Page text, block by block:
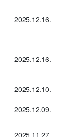
2025.12.16.
2025.12.16.
2025.12.10.
2025.12.09.
2025.11.27.